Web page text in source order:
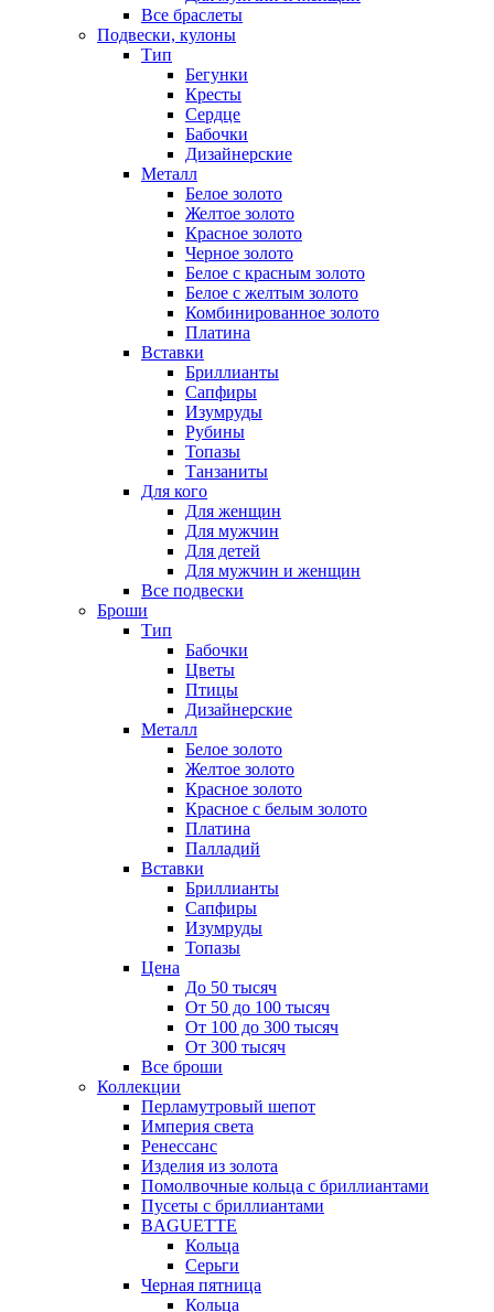
Все браслеты
Подвески, кулоны
Тип
Бегунки
Кресты
Сердце
Бабочки
Дизайнерские
Металл
Белое золото
Желтое золото
Красное золото
Черное золото
Белое с красным золото
Белое с желтым золото
Комбинированное золото
Платина
Вставки
Бриллианты
Сапфиры
Изумруды
Рубины
Топазы
Танзаниты
Для кого
Для женщин
Для мужчин
Для детей
Для мужчин и женщин
Все подвески
Броши
Тип
Бабочки
Цветы
Птицы
Дизайнерские
Металл
Белое золото
Желтое золото
Красное золото
Красное с белым золото
Платина
Палладий
Вставки
Бриллианты
Сапфиры
Изумруды
Топазы
Цена
До 50 тысяч
От 50 до 100 тысяч
От 100 до 300 тысяч
От 300 тысяч
Все броши
Коллекции
Перламутровый шепот
Империя света
Ренессанс
Изделия из золота
Помолвочные кольца с бриллиантами
Пусеты с бриллиантами
BAGUETTE
Кольца
Серьги
Черная пятница
Кольца